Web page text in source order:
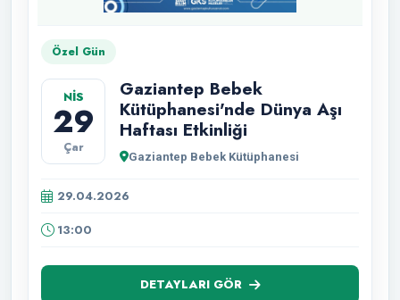
Özel Gün
NİS
29
Çar
Gaziantep Bebek
Kütüphanesi'nde Dünya Aşı
Haftası Etkinliği
Gaziantep Bebek Kütüphanesi
29.04.2026
13:00
DETAYLARI GÖR